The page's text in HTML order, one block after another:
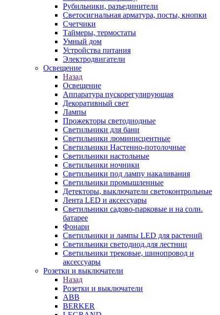
Рубильники, разъединители
Светосигнальная арматура, посты, кнопки
Счетчики
Таймеры, термостаты
Умный дом
Устройства питания
Электродвигатели
Освещение
Назад
Освещение
Аппаратура пускорегулирующая
Декоративный свет
Лампы
Прожекторы светодиодные
Светильники для бани
Светильники люминисцентные
Светильники Настенно-потолочные
Светильники настольные
Светильники ночники
Светильники под лампу накаливания
Светильники промышленные
Детекторы, выключатели светоконтрольные
Лента LED и аксессуары
Светильники садово-парковые и на солн.
батарее
Фонари
Светильники и лампы LED для растений
Светильники светодиод.для лестниц
Светильники трековые, шинопровод и
аксессуары
Розетки и выключатели
Назад
Розетки и выключатели
ABB
BERKER